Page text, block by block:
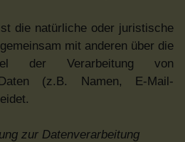
die natürliche oder juristische
mit anderen über die
der Verarbeitung von
Daten (z.B. Namen, E-Mail-
zur Datenverarbeitung